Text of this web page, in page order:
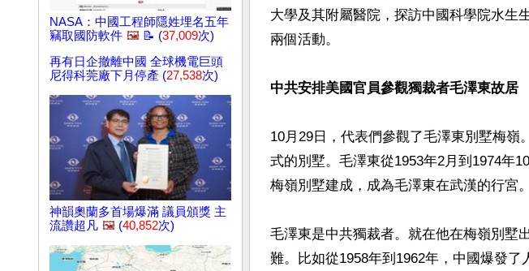
NASA：中國工程師隱姓埋名五年
竊取國防軟件 🖼️ 📝 (37,009次)
再有日企撤離中國 全球機電巨頭
尼得科莞廠下月停產 (27,538次)
神韻奧蘭多首場爆滿 議員頒獎 主
流讚超凡 🖼️ (40,852次)
大學及其附屬醫院，探訪中國科學院水生
兩個活動。
中共安排美國官員參觀獨裁者毛澤東故居
10月29日，代表們參觀了毛澤東別墅梅
式的別墅。毛澤東從1953年2月到1974年
梅嶺別墅建成，成為毛澤東在武漢的行宮。
毛澤東是中共獨裁者。就在他在梅嶺別墅
難。比如從1958年到1962年，中國爆發